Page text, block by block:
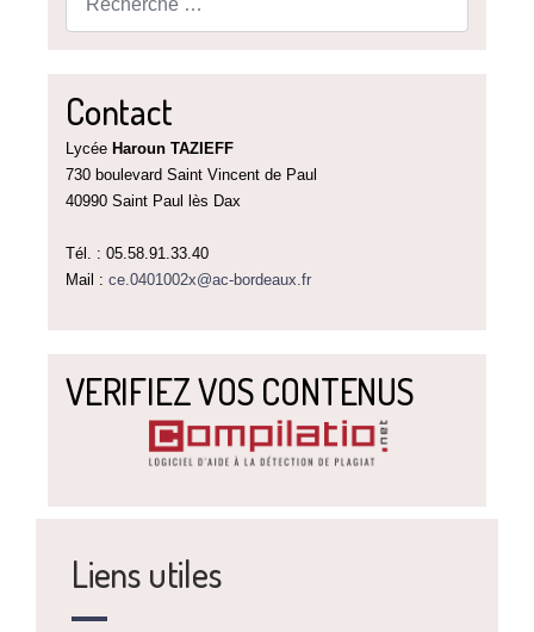
Contact
Lycée Haroun TAZIEFF
730 boulevard Saint Vincent de Paul
40990 Saint Paul lès Dax
Tél. : 05.58.91.33.40
Mail : ce.0401002x@ac-bordeaux.fr
VERIFIEZ VOS CONTENUS
Liens utiles